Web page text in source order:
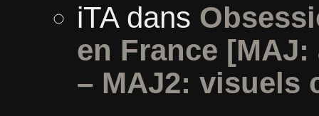
iTAdans
en France
– MAJ2: visuels